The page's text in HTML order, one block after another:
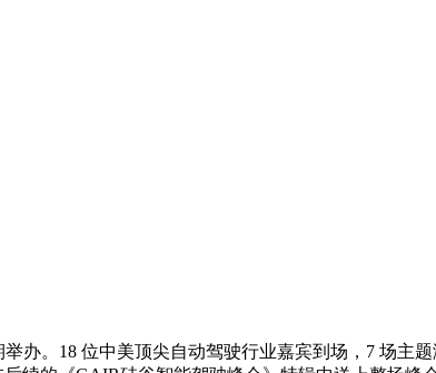
。18 位中美顶尖自动驾驶行业嘉宾到场，7 场主